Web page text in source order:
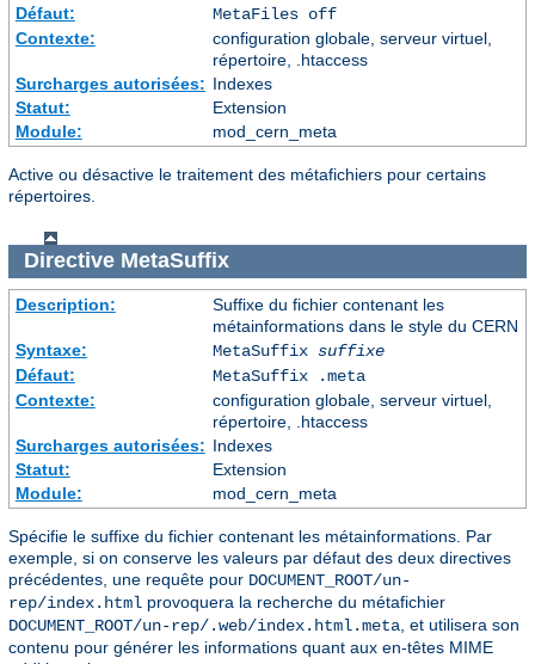
Défaut:
MetaFiles off
Contexte:
configuration globale, serveur virtuel,
répertoire, .htaccess
Surcharges autorisées: Indexes
Statut:
Extension
Module:
mod_cern_meta
Active ou désactive le traitement des métafichiers pour certains
répertoires.
Directive MetaSuffix
Description:
Suffixe du fichier contenant les
métainformations dans le style du CERN
Syntaxe:
MetaSuffix suffixe
Défaut:
MetaSuffix .meta
Contexte:
configuration globale, serveur virtuel,
répertoire, .htaccess
Surcharges autorisées: Indexes
Statut:
Extension
Module:
mod_cern_meta
Spécifie le suffixe du fichier contenant les métainformations. Par
exemple, si on conserve les valeurs par défaut des deux directives
précédentes, une requête pour DOCUMENT_ROOT/un-
rep/index.html provoquera la recherche du métafichier
DOCUMENT_ROOT/un-rep/.web/index.html.meta , et utilisera son
contenu pour générer les informations quant aux en-têtes MIME